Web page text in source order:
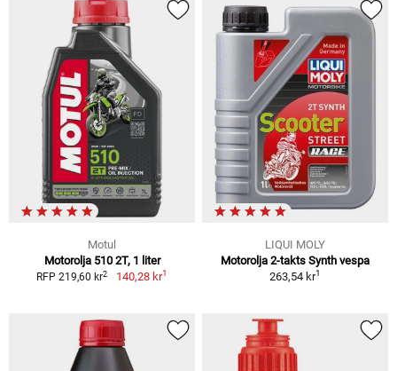
Motul
Motorolja 510 2T, 1 liter
RFP 219,60 kr2 140,28 kr1
LIQUI MOLY
Motorolja 2-takts Synth vespa
263,54 kr1